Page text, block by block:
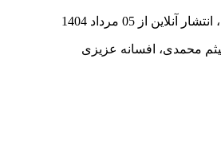
آنلاین از 05 مرداد 1404
محمدی، افسانه عزیزی